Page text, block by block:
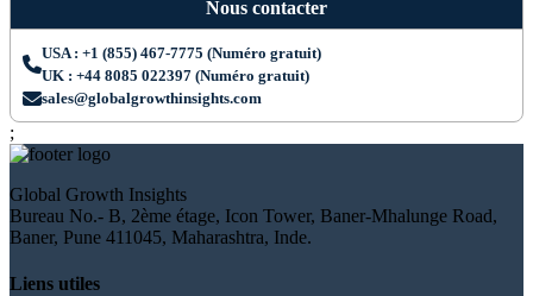
Nous contacter
USA : +1 (855) 467-7775 (Numéro gratuit)
UK : +44 8085 022397 (Numéro gratuit)
sales@globalgrowthinsights.com
;
Global Growth Insights
Bureau No.- B, 2ème étage, Icon Tower, Baner-Mhalunge Road,
Baner, Pune 411045, Maharashtra, Inde.
Liens utiles